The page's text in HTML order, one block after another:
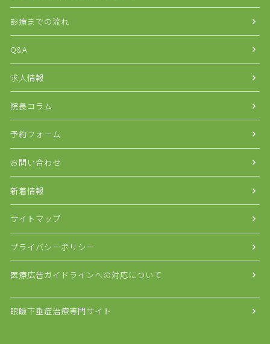
診療までの流れ
Q&A
求人情報
院長コラム
予約フォーム
お問い合わせ
新着情報
サイトマップ
プライバシーポリシー
医療広告ガイドラインへの対応について
眼瞼下垂症治療専門サイト